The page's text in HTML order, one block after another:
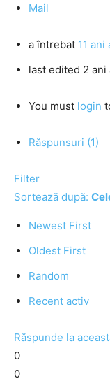
Mail
a întrebat 11 ani
last edited 2 ani
You must login
Răspunsuri (1)
Filter
Sortează după:
Newest First
Oldest First
Random
Recent activ
Răspunde la
0
0